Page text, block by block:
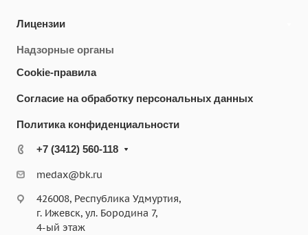
Лицензии
Надзорные органы
Cookie-правила
Согласие на обработку персональных данных
Политика конфиденциальности
+7 (3412) 560-118
medax@bk.ru
426008, Республика Удмуртия,
г. Ижевск, ул. Бородина 7,
4-ый этаж